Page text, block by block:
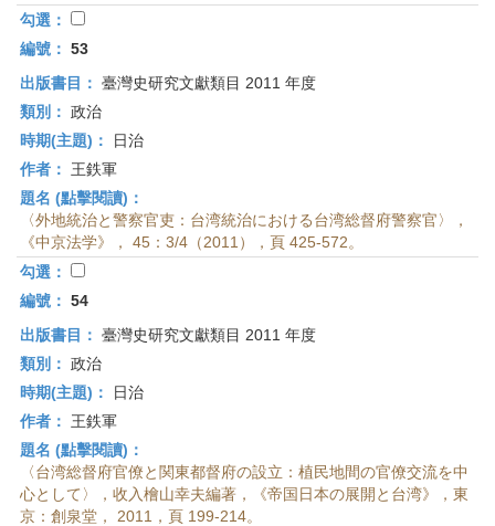
勾選：
編號： 53
出版書目： 臺灣史研究文獻類目 2011 年度
類別： 政治
時期(主題)：
日治
作者：
王鉄軍
題名 (點擊閱讀)：
〈外地統治と警察官吏：台湾統治における台湾総督府警察官〉，
《中京法学》， 45：3/4（2011），頁 425-572。
勾選：
編號： 54
出版書目： 臺灣史研究文獻類目 2011 年度
類別： 政治
時期(主題)：
日治
作者：
王鉄軍
題名 (點擊閱讀)：
〈台湾総督府官僚と関東都督府の設立：植民地間の官僚交流を中
心として〉，收入檜山幸夫編著，《帝国日本の展開と台湾》，東
京：創泉堂， 2011，頁 199-214。